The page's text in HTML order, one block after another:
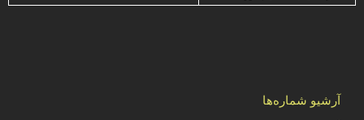
آرشیو شماره‌ها